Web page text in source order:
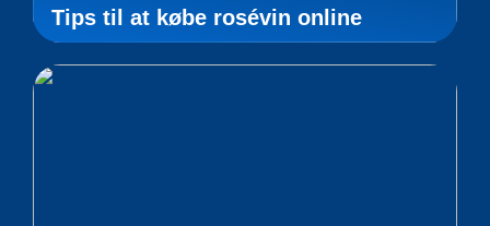
Tips til at købe rosévin online